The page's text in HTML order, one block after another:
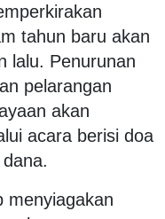
tahun baru akan
lalu. Penurunan
pelarangan
akan
acara berisi doa
menyiagakan